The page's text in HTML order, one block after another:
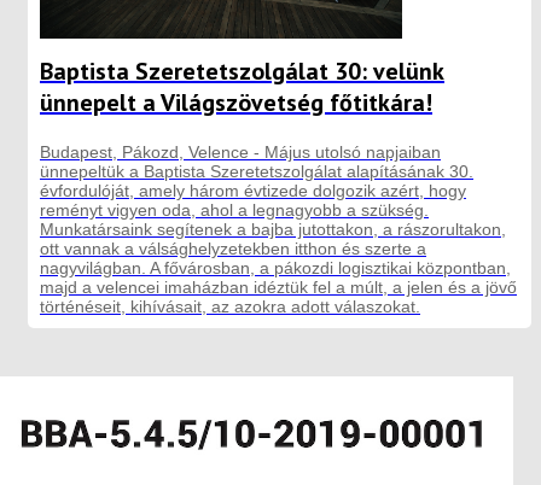
Baptista Szeretetszolgálat 30: velünk
ünnepelt a Világszövetség főtitkára!
Budapest, Pákozd, Velence - Május utolsó napjaiban
ünnepeltük a Baptista Szeretetszolgálat alapításának 30.
évfordulóját, amely három évtizede dolgozik azért, hogy
reményt vigyen oda, ahol a legnagyobb a szükség.
Munkatársaink segítenek a bajba jutottakon, a rászorultakon,
ott vannak a válsághelyzetekben itthon és szerte a
nagyvilágban. A fővárosban, a pákozdi logisztikai központban,
majd a velencei imaházban idéztük fel a múlt, a jelen és a jövő
történéseit, kihívásait, az azokra adott válaszokat.